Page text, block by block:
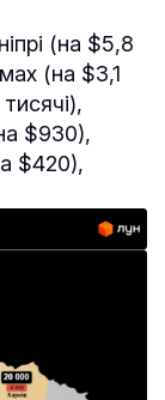
(на $5,8
(на $3,1
$930),
$420),